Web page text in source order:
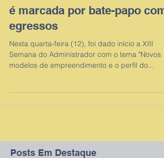
XIII Semana do Administrador
é marcada por bate-papo com
egressos
Nesta quarta-feira (12), foi dado início a XIII
modelos de empreendimento e o perfil do...